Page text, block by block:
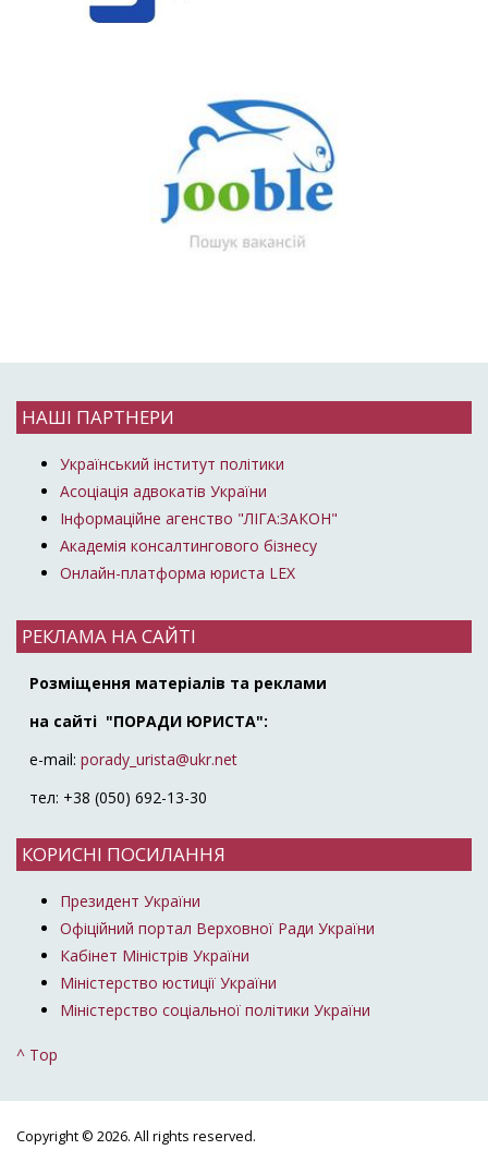
НАШІ ПАРТНЕРИ
Український інститут політики
Асоціація адвокатів України
Інформаційне агенство "ЛІГА:ЗАКОН"
Академія консалтингового бізнесу
Онлайн-платформа юриста LEX
РЕКЛАМА НА САЙТІ
Розміщення матеріалів та реклами
на сайті "ПОРАДИ ЮРИСТА":
e-mail: porady_urista@ukr.net
тел: +38 (050) 692-13-30
КОРИСНІ ПОСИЛАННЯ
Президент України
Офіційний портал Верховної Ради України
Кабінет Міністрів України
Міністерство юстиції України
Міністерство соціальної політики України
^ Top
Copyright © 2026. All rights reserved.